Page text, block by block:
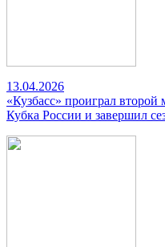
13.04.2026
«Кузбасс» проиграл второй
Кубка России и завершил